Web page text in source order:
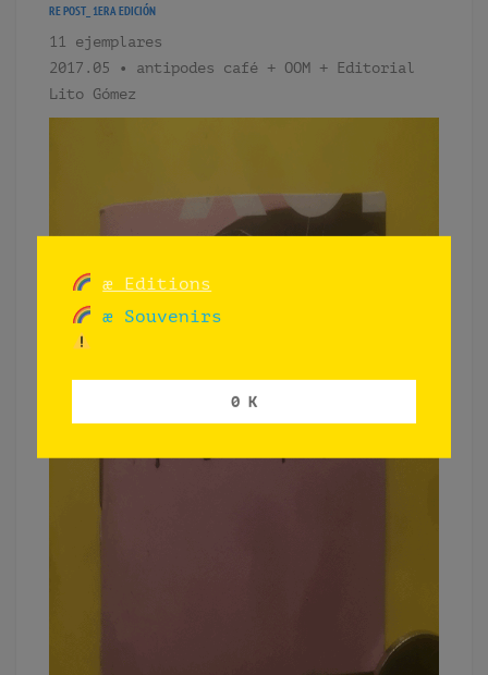
RE POST_ 1ERA EDICIÓN
11 ejemplares
2017.05 • antipodes café + OOM + Editorial
Lito Gómez
æ Editions
æ Souvenirs
0 K